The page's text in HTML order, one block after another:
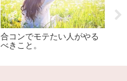
合コンでモテたい人がやる
べきこと。